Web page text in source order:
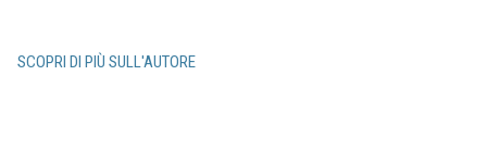
SCOPRI DI PIÙ SULL'AUTORE